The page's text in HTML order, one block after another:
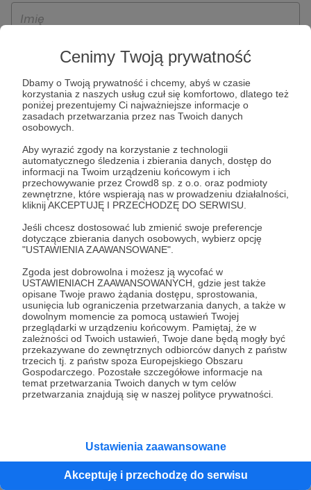
Cenimy Twoją prywatność
Dbamy o Twoją prywatność i chcemy, abyś w czasie
korzystania z naszych usług czuł się komfortowo, dlatego też
poniżej prezentujemy Ci najważniejsze informacje o
zasadach przetwarzania przez nas Twoich danych
osobowych.
Aby wyrazić zgody na korzystanie z technologii
automatycznego śledzenia i zbierania danych, dostęp do
informacji na Twoim urządzeniu końcowym i ich
przechowywanie przez Crowd8 sp. z o.o. oraz podmioty
zewnętrzne, które wspierają nas w prowadzeniu działalności,
kliknij AKCEPTUJĘ I PRZECHODZĘ DO SERWISU.
Jeśli chcesz dostosować lub zmienić swoje preferencje
dotyczące zbierania danych osobowych, wybierz opcję
"USTAWIENIA ZAAWANSOWANE".
Zgoda jest dobrowolna i możesz ją wycofać w
USTAWIENIACH ZAAWANSOWANYCH, gdzie jest także
opisane Twoje prawo żądania dostępu, sprostowania,
usunięcia lub ograniczenia przetwarzania danych, a także w
dowolnym momencie za pomocą ustawień Twojej
przeglądarki w urządzeniu końcowym. Pamiętaj, że w
zależności od Twoich ustawień, Twoje dane będą mogły być
przekazywane do zewnętrznych odbiorców danych z państw
trzecich tj. z państw spoza Europejskiego Obszaru
Gospodarczego. Pozostałe szczegółowe informacje na
temat przetwarzania Twoich danych w tym celów
przetwarzania znajdują się w naszej polityce prywatności.
Ustawienia zaawansowane
Akceptuję i przechodzę do serwisu
Patronite.pl, w tym możliwości dokonywania oraz
otrzymywania wsparcia na naszej platformie oraz
ich przenoszenia, niepodlegania zautomatyzowanemu
wyrażenia sprzeciwu wobec przetwarzania Twoich danych
osobowych. Rejestracja dla osób niepełnoletnich możliwa
jest po przekazaniu podpisanego formularza "Zgodna na
założenie konta przez osobę niepełnoletnią", formularz
dostępny jest na stronie regulaminu Patronite.pl.
* Zapoznałem się i akceptujęRegulaminserwisu oraz
Prywatności.
* Wyrażam zgodę na przetwarzanie moich danych
osobowych podanych w formularzu rejestracyjnym w celu
prawidłowego świadczenia usług serwisu Patronite.
Wyrażam zgodę na otrzymywanie drogą elektroniczną
informacji handlowych - newslettera. Opcja ta może zostać
zmieniona w ustawieniach konta.
Cofnij Zarejestruj się i przejdź dalej